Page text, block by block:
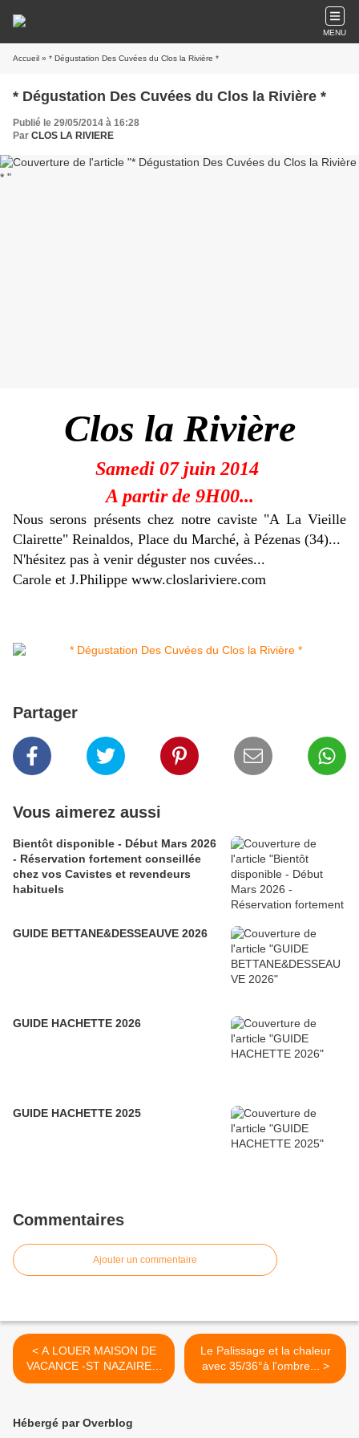
MENU
Accueil » * Dégustation Des Cuvées du Clos la Rivière *
* Dégustation Des Cuvées du Clos la Rivière *
Publié le 29/05/2014 à 16:28
Par CLOS LA RIVIERE
Clos la Rivière
Samedi 07 juin 2014
A partir de 9H00...
Nous serons présents chez notre caviste "A La Vieille
Clairette" Reinaldos, Place du Marché, à Pézenas (34)...
N'hésitez pas à venir déguster nos cuvées...
Carole et J.Philippe www.closlariviere.com
Partager
Vous aimerez aussi
Bientôt disponible - Début Mars 2026
- Réservation fortement conseillée
chez vos Cavistes et revendeurs
habituels
GUIDE BETTANE&DESSEAUVE 2026
GUIDE HACHETTE 2026
GUIDE HACHETTE 2025
Commentaires
Ajouter un commentaire
< A LOUER MAISON DE
VACANCE -ST NAZAIRE E
MADAREZ (34)
Le Palissage et la chaleur
avec 35/36°à l'ombre... >
Hébergé par Overblog